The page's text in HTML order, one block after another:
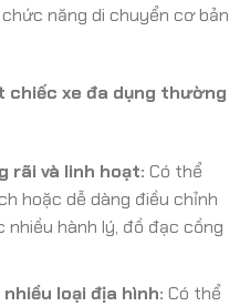
năng di chuyển cơ bản
chiếc xe đa dụng thường
rãi và linh hoạt: Có thể
hoặc dễ dàng điều chỉnh
hành lý, đồ đạc cồng
loại địa hình: Có thể